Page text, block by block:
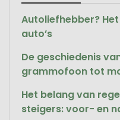
Autoliefhebber?
auto’s
De geschiedenis
grammofoon tot
Het belang van
steigers: voor- en